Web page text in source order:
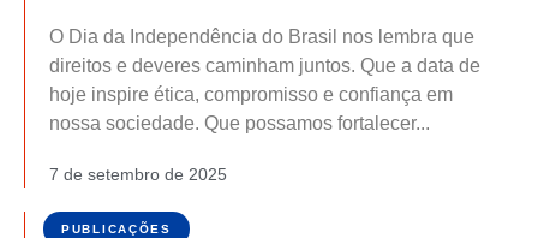
O Dia da Independência do Brasil nos lembra que
direitos e deveres caminham juntos. Que a data de
hoje inspire ética, compromisso e confiança em
nossa sociedade. Que possamos fortalecer...
7 de setembro de 2025
PUBLICAÇÕES